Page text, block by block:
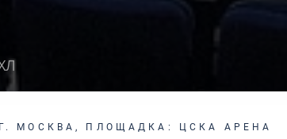
МОСКВА, ПЛОЩАДКА: ЦСКА АРЕНА